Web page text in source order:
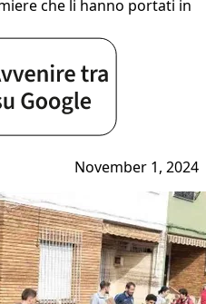
che li hanno portati in
November 1, 2024